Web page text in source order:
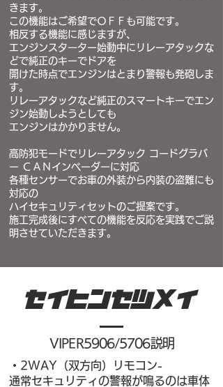
きます。
この機能はご希望でＯＦＦも可能です。
相反する機能に感じますが、
エンジンスターター始動中にリレーアタックな
どで純正のキーでドアを
開けた時点でエンジンはとまり警報も発砲しま
す。
リレーアタックなど純正のスマートキーでエン
ジン始動しようとしても
エンジンはかかりません。
高防犯モードでリレーアタック コードグラバ
ー ＣＡＮインベーダーに対応
各種センサーでお車の外装から内装の盗難にも
対応の
ハイセキュリティセットのご提案です。
施工完成後にすべての機能を反応を実践でご説
明させていただきます。
セイヒンセツメイ
​VIPER5906/5706説明
・2WAY（双方向）リモコン-
通常セキュリティの警報が鳴るのは車体